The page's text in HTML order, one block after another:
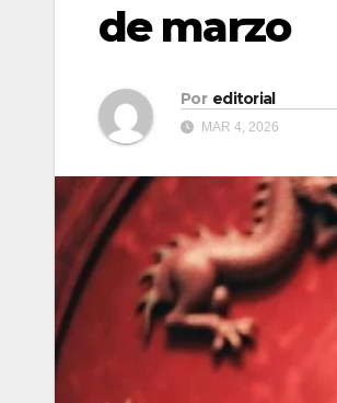
de marzo
Por editorial
MAR 4, 2026